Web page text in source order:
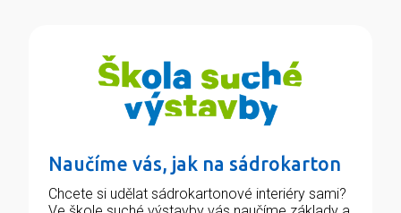
Naučíme vás, jak na sádrokarton
Chcete si udělat sádrokartonové interiéry sami?